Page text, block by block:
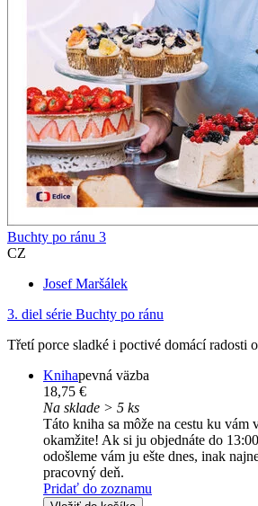
Buchty po ránu 3
CZ
Josef Maršálek
3. diel série Buchty po ránu
Třetí porce sladké i poctivé domácí radosti
Knihapevná väzba
18,75 €
Na sklade > 5 ks
Táto kniha sa môže na cestu ku
okamžite! Ak si ju objednáte do
odošleme vám ju ešte dnes, inak
pracovný deň.
Pridať do zoznamu